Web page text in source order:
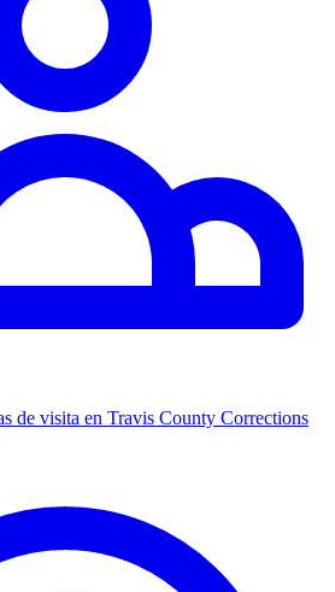
de visita en Travis County Corrections